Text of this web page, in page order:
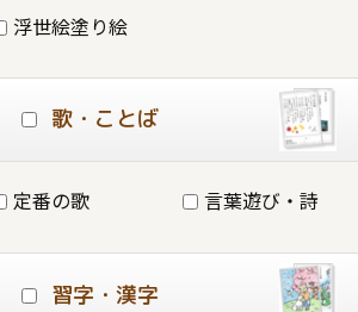
浮世絵塗り絵
歌・ことば
定番の歌 言葉遊び・詩
習字・漢字